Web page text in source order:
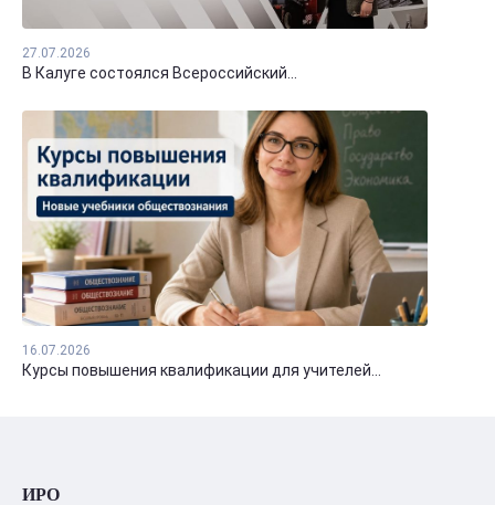
27.07.2026
В Калуге состоялся Всероссийский...
16.07.2026
Курсы повышения квалификации для учителей...
ИРО